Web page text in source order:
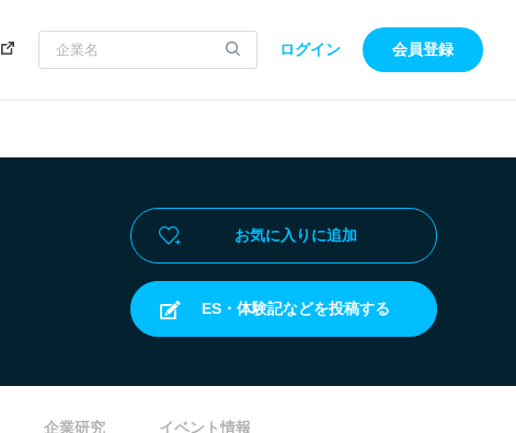
ログイン 会員登録
お気に入りに追加
ES・体験記などを投稿する
企業研究 イベント情報